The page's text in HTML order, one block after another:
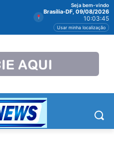
Seja bem-vindo
Brasília-DF, 09/08/2026
10:03:45
Usar minha localização